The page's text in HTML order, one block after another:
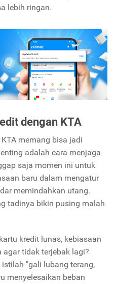
lebih ringan.
dengan KTA
memang bisa jadi
adalah cara menjaga
saja momen ini untuk
baru dalam mengatur
memindahkan utang.
tadinya bikin pusing malah
kredit lunas, kebiasaan
tidak terjebak lagi?
"gali lubang terang,
menyelesaikan beban